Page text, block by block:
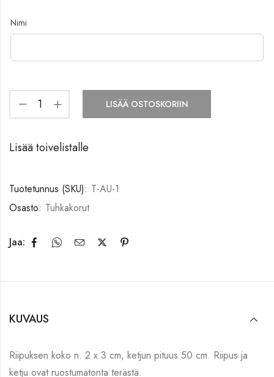
Nimi
LISÄÄ OSTOSKORIIN
Lisää toivelistalle
Tuotetunnus (SKU): T-AU-1
Osasto: Tuhkakorut
Jaa:
KUVAUS
Riipuksen koko n. 2 x 3 cm, ketjun pituus 50 cm. Riipus ja
ketju ovat ruostumatonta terästä.